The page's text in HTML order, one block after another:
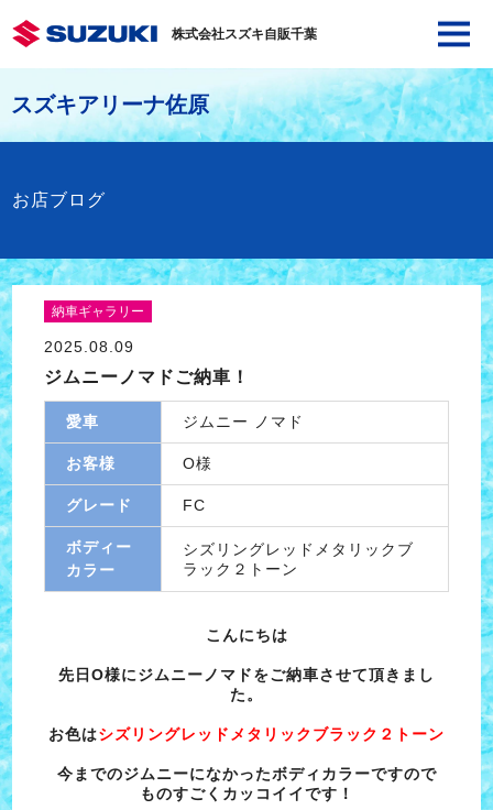
株式会社スズキ自販千葉
スズキアリーナ佐原
お店ブログ
納車ギャラリー
2025.08.09
ジムニーノマドご納車！
愛車 ジムニー ノマド
お客様 O様
グレード FC
ボディー
カラー
シズリングレッドメタリックブ
ラック２トーン
こんにちは
先日O様にジムニーノマドをご納車させて頂きまし
た。
お色はシズリングレッドメタリックブラック２トーン
今までのジムニーになかったボディカラーですので
ものすごくカッコイイです！